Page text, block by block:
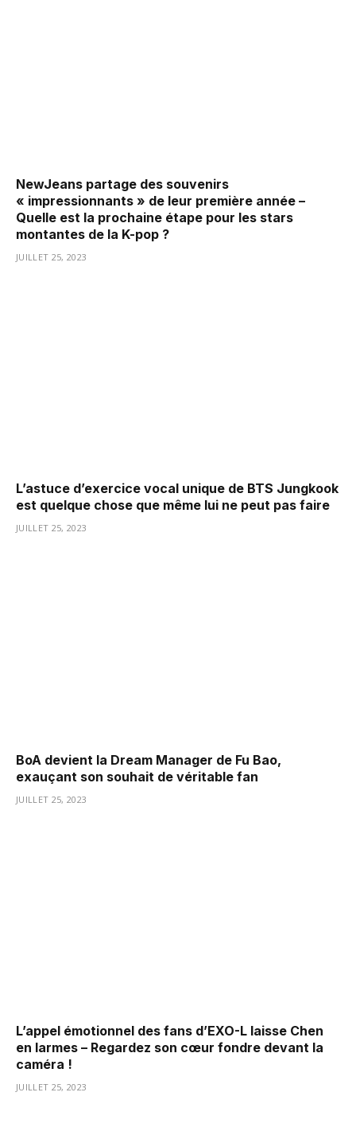
NewJeans partage des souvenirs
« impressionnants » de leur première année –
Quelle est la prochaine étape pour les stars
montantes de la K-pop ?
JUILLET 25, 2023
L’astuce d’exercice vocal unique de BTS Jungkook
est quelque chose que même lui ne peut pas faire
JUILLET 25, 2023
BoA devient la Dream Manager de Fu Bao,
exauçant son souhait de véritable fan
JUILLET 25, 2023
L’appel émotionnel des fans d’EXO-L laisse Chen
en larmes – Regardez son cœur fondre devant la
caméra !
JUILLET 25, 2023